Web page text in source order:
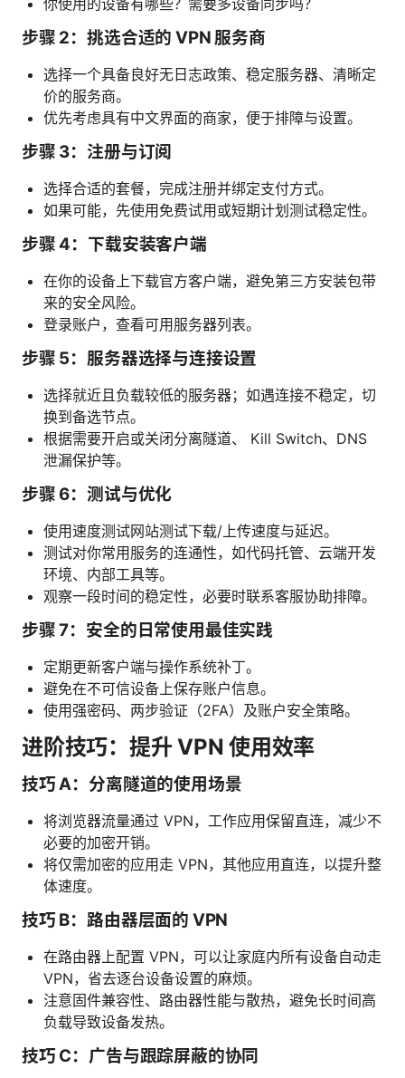
步骤 2：挑选合适的 VPN 服务商
选择一个具备良好无日志政策、稳定服务器、清晰定
价的服务商。
优先考虑具有中文界面的商家，便于排障与设置。
步骤 3：注册与订阅
选择合适的套餐，完成注册并绑定支付方式。
如果可能，先使用免费试用或短期计划测试稳定性。
步骤 4：下载安装客户端
在你的设备上下载官方客户端，避免第三方安装包带
来的安全风险。
登录账户，查看可用服务器列表。
步骤 5：服务器选择与连接设置
选择就近且负载较低的服务器；如遇连接不稳定，切
换到备选节点。
根据需要开启或关闭分离隧道、 Kill Switch、DNS
泄漏保护等。
步骤 6：测试与优化
使用速度测试网站测试下载/上传速度与延迟。
测试对你常用服务的连通性，如代码托管、云端开发
环境、内部工具等。
观察一段时间的稳定性，必要时联系客服协助排障。
步骤 7：安全的日常使用最佳实践
定期更新客户端与操作系统补丁。
避免在不可信设备上保存账户信息。
使用强密码、两步验证（2FA）及账户安全策略。
进阶技巧：提升 VPN 使用效率
技巧 A：分离隧道的使用场景
将浏览器流量通过 VPN，工作应用保留直连，减少不
必要的加密开销。
将仅需加密的应用走 VPN，其他应用直连，以提升整
体速度。
技巧 B：路由器层面的 VPN
在路由器上配置 VPN，可以让家庭内所有设备自动走
VPN，省去逐台设备设置的麻烦。
注意固件兼容性、路由器性能与散热，避免长时间高
负载导致设备发热。
技巧 C：广告与跟踪屏蔽的协同